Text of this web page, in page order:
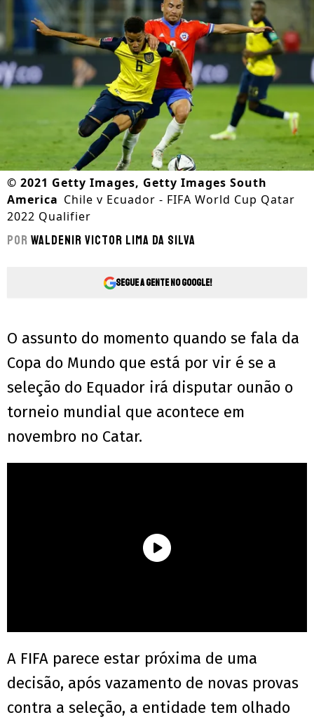
© 2021 Getty Images, Getty Images South
America Chile v Ecuador - FIFA World Cup Qatar
2022 Qualifier
Por Waldenir Victor Lima Da Silva
Segue a gente no Google!
O assunto do momento quando se fala da
Copa do Mundo que está por vir é se a
seleção do Equador irá disputar ounão o
torneio mundial que acontece em
novembro no Catar.
A FIFA parece estar próxima de uma
decisão, após vazamento de novas provas
contra a seleção, a entidade tem olhado